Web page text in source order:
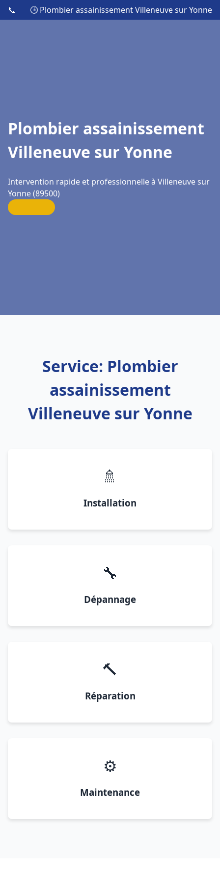
📞 🕒 Plombier assainissement Villeneuve sur Yonne
Plombier assainissement
Villeneuve sur Yonne
Intervention rapide et professionnelle à Villeneuve sur
Yonne (89500)
Service: Plombier
assainissement
Villeneuve sur Yonne
🚿
Installation
🔧
Dépannage
🔨
Réparation
⚙️
Maintenance